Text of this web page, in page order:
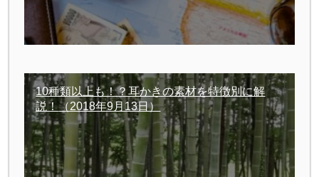
10種類以上も！？耳かきの素材を特徴別に解
説！（2018年9月13日）